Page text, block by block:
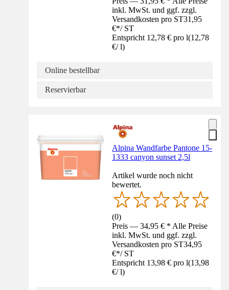
inkl. MwSt. und ggf. zzgl.
Versandkosten pro ST31,95
€*/ ST
Entspricht 12,78 € pro l(12,78
€/ l)
Online bestellbar
Reservierbar
Alpina Wandfarbe Pantone 15-
1333 canyon sunset 2,5l
Artikel wurde noch nicht
bewertet.
(0)
Preis — 34,95 € * Alle Preise
inkl. MwSt. und ggf. zzgl.
Versandkosten pro ST34,95
€*/ ST
Entspricht 13,98 € pro l(13,98
€/ l)